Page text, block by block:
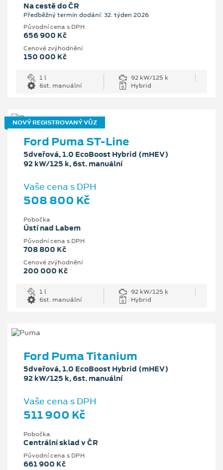
Na cestě do ČR
Předběžný termín dodání: 32. týden 2026
Původní cena s DPH
656 900 Kč
Cenové zvýhodnění
150 000 Kč
1 l
92 kW/125 k
6st. manuální
Hybrid
NOVÝ REGISTROVANÝ VŮZ
Ford Puma ST-Line
5dveřová, 1.0 EcoBoost Hybrid (mHEV)
92 kW/125 k, 6st. manuální
Vaše cena s DPH
508 800 Kč
Pobočka
Ústí nad Labem
Původní cena s DPH
708 800 Kč
Cenové zvýhodnění
200 000 Kč
1 l
92 kW/125 k
6st. manuální
Hybrid
Ford Puma Titanium
5dveřová, 1.0 EcoBoost Hybrid (mHEV)
92 kW/125 k, 6st. manuální
Vaše cena s DPH
511 900 Kč
Pobočka
Centrální sklad v ČR
Původní cena s DPH
661 900 Kč